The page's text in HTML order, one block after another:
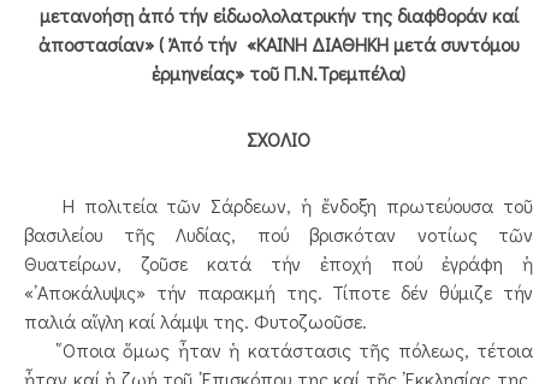
μετανοήσῃ ἀπό τήν εἰδωολολατρικήν της διαφθοράν καί
ἀποστασίαν» ( Ἀπό τήν «ΚΑΙΝΗ ΔΙΑΘΗΚΗ μετά συντόμου
ἑρμηνείας» τοῦ Π.Ν.Τρεμπέλα)
ΣΧΟΛΙΟ
Η πολιτεία τῶν Σάρδεων, ἡ ἔνδοξη πρωτεύουσα τοῦ
βασιλείου τῆς Λυδίας, πού βρισκόταν νοτίως τῶν
Θυατείρων, ζοῦσε κατά τήν ἐποχή πού ἐγράφη ἡ
«᾿Αποκάλυψις» τήν παρακμή της. Τίποτε δέν θύμιζε τήν
παλιά αἴγλη καί λάμψι της. Φυτοζωοῦσε.
῞Οποια ὅμως ἦταν ἡ κατάστασις τῆς πόλεως, τέτοια
ἦταν καί ἡ ζωή τοῦ ᾿Επισκόπου της καί τῆς ᾿Εκκλησίας της.